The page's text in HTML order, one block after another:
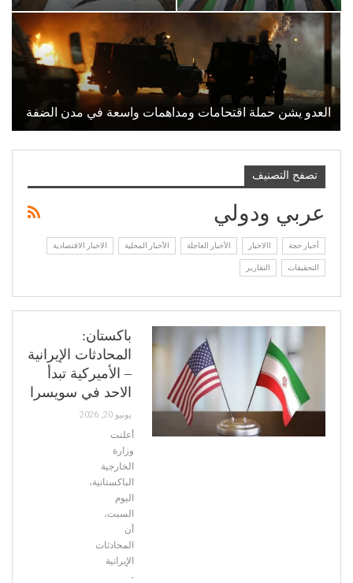
العدو يشن حملة اقتحامات ومداهمات واسعة في مدن الضفة
تصفح التصنيف
عربي ودولي
أخبار حجة االاخبار الأخبار العاجلة الأخبار المحلية الاخبار الاقتصادية
التحقيقات التقارير
باكستان:
المحادثات الإيرانية
– الأميركية تبدأ
الاحد في سويسرا
يونيو 20, 2026
أعلنت
وزارة
الخارجية
الباكستانية،
اليوم
السبت،
أن
المحادثات
الإيرانية
-